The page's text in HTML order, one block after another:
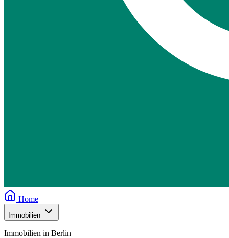
Home
Immobilien
Immobilien in Berlin